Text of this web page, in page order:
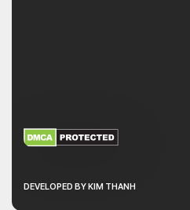
DEVELOPED BY KIM THANH
XEM THÊM